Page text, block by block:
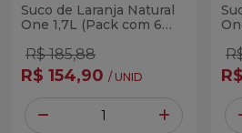
Suco de Laranja Natural
One 1,7L (Pack com 6
R$ 185,88
R$ 154,90 / UNID
Diminuir Quantidade
Quantidade
Adicionar